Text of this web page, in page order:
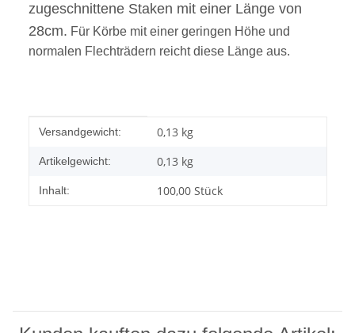
zugeschnittene Staken mit einer Länge von
28cm. Für Körbe mit einer geringen Höhe und
normalen Flechträdern reicht diese Länge aus.
Produkteigenschaft
Wert
Versandgewicht: 0,13 kg
Artikelgewicht: 0,13 kg
Inhalt: 100,00 Stück